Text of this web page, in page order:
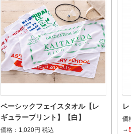
刺繍糸を使用してデザ
ベーシックフェイスタオル【レ
ギュラープリント】【白】
価格： 1,020円 税込
価
→